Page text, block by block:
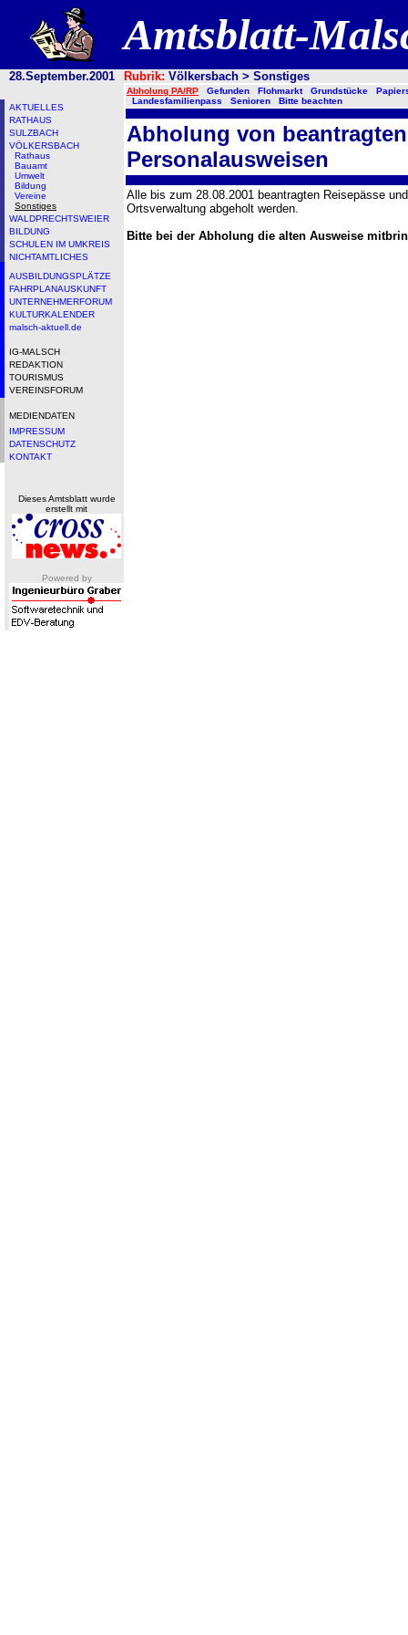
Amtsblatt-
28.September.2001 Rubrik: Völkersbach > Sonstiges
AKTUELLES
RATHAUS
SULZBACH
VÖLKERSBACH
Rathaus
Bauamt
Umwelt
Bildung
Vereine
Sonstiges
WALDPRECHTSWEIER
BILDUNG
SCHULEN IM UMKREIS
NICHTAMTLICHES
AUSBILDUNGSPLÄTZE
FAHRPLANAUSKUNFT
UNTERNEHMERFORUM
KULTURKALENDER
malsch-aktuell.de
IG-MALSCH
REDAKTION
TOURISMUS
VEREINSFORUM
MEDIENDATEN
IMPRESSUM
DATENSCHUTZ
KONTAKT
Dieses Amtsblatt wurde
erstellt mit
Powered by
Abholung PA/RP Gefunden Flohmarkt Grundstücke
Landesfamilienpass
Senioren Bitte beachten
Abholung von
Personalausweisen
Alle bis zum 28.08.2001 beantragten Reisepässe
Ortsverwaltung abgeholt werden.
Bitte bei der Abholung die alten Ausweise